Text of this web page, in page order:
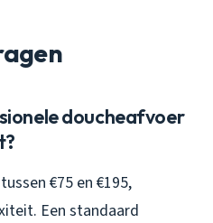
doucheafvoer
€75 en €195,
Een standaard